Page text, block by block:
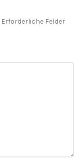
Erforderliche Felder